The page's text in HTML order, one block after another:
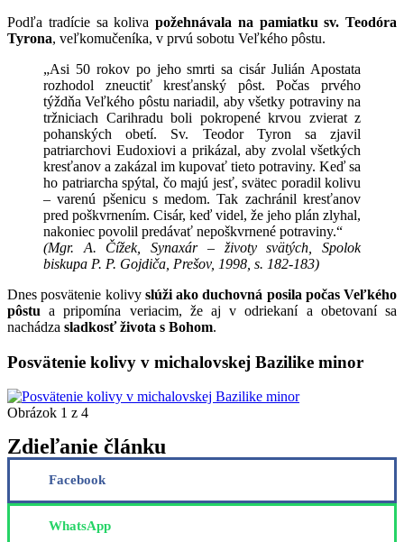
Podľa tradície sa koliva požehnávala na pamiatku sv. Teodóra
Tyrona, veľkomučeníka, v prvú sobotu Veľkého pôstu.
„Asi 50 rokov po jeho smrti sa cisár Julián Apostata
rozhodol zneuctiť kresťanský pôst. Počas prvého
týždňa Veľkého pôstu nariadil, aby všetky potraviny na
tržniciach Carihradu boli pokropené krvou zvierat z
pohanských obetí. Sv. Teodor Tyron sa zjavil
patriarchovi Eudoxiovi a prikázal, aby zvolal všetkých
kresťanov a zakázal im kupovať tieto potraviny. Keď sa
ho patriarcha spýtal, čo majú jesť, svätec poradil kolivu
– varenú pšenicu s medom. Tak zachránil kresťanov
pred poškvrnením. Cisár, keď videl, že jeho plán zlyhal,
nakoniec povolil predávať nepoškvrnené potraviny.“
(Mgr. A. Čížek, Synaxár – životy svätých, Spolok
biskupa P. P. Gojdiča, Prešov, 1998, s. 182-183)
Dnes posvätenie kolivy slúži ako duchovná posila počas Veľkého
pôstu a pripomína veriacim, že aj v odriekaní a obetovaní sa
nachádza sladkosť života s Bohom.
Posvätenie kolivy v michalovskej Bazilike minor
Obrázok 1 z 4
Zdieľanie článku
Facebook
WhatsApp